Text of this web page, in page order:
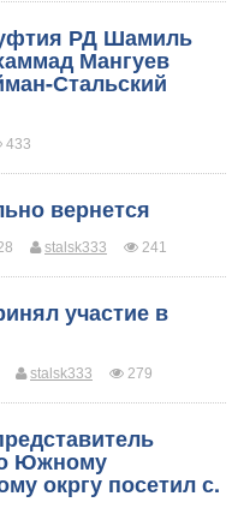
РД Шамиль
Мангуев
Стальский
433
вернется
stalsk333 241
участие в
stalsk333 279
Южному
окргу посетил с.